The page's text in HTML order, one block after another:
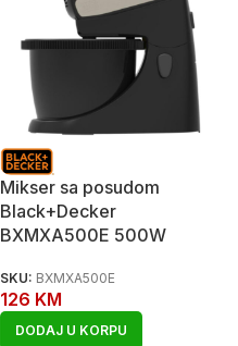
Mikser sa posudom
Black+Decker
BXMXA500E 500W
SKU: BXMXA500E
126 KM
DODAJ U KORPU